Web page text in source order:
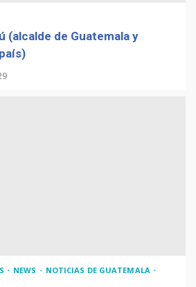
(alcalde de Guatemala y
NEWS
NOTICIAS DE GUATEMALA